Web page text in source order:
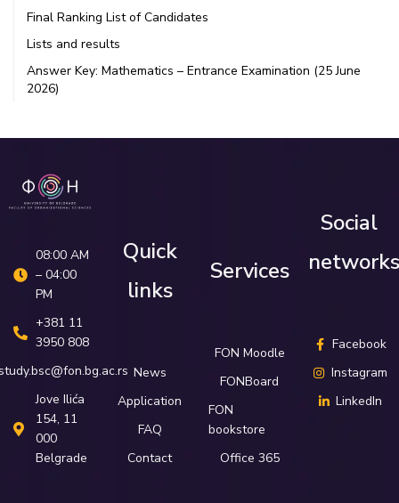
Final Ranking List of Candidates
Lists and results
Answer Key: Mathematics – Entrance Examination (25 June
2026)
08:00 AM
– 04:00
PM
+381 11
3950 808
Јove Ilića
154, 11
000
Belgrade
Quick
links
News
Application
FAQ
Contact
Services
FON Moodle
FONBoard
FON
bookstore
Office 365
Social
networks
Facebook
Instagram
LinkedIn